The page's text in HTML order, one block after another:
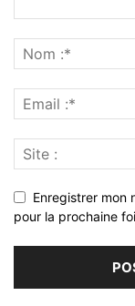
Enregistrer mon
pour la prochaine